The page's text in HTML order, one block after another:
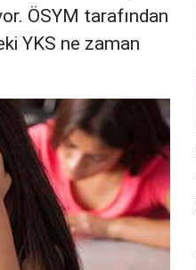
ÖSYM tarafından
YKS ne zaman